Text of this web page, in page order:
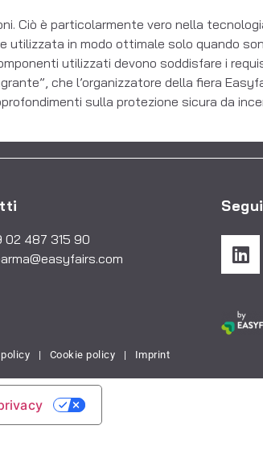
Ciò è particolarmente vero nella
utilizzata in modo ottimale solo quando
utilizzati devono soddisfare i
che l’organizzatore della fiera
sulla protezione sicura da
02 487 315 90
| Cookie policy | Imprint